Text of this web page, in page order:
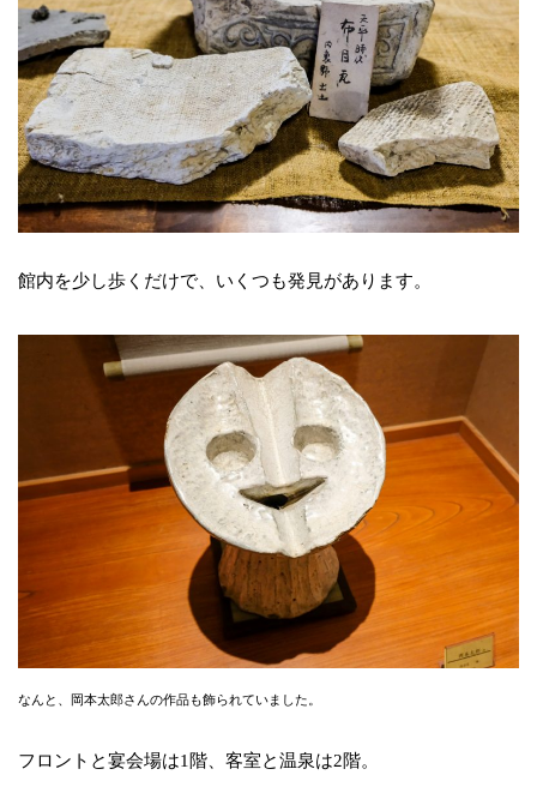
館内を少し歩くだけで、いくつも発見があります。
なんと、岡本太郎さんの作品も飾られていました。
フロントと宴会場は1階、客室と温泉は2階。